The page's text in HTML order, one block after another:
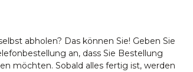
abholen? Das können Sie! Geben Sie
an, dass Sie Bestellung
möchten. Sobald alles fertig ist, werden